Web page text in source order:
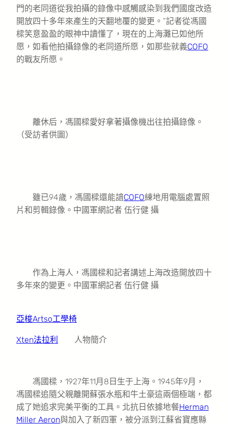
門的老同道從我拍攝的錄像中感觸感染到我們國度改造
開放四十多年來產生的天翻地覆的變更。”記者從馮國
樑笑意盈盈的眼神中讀懂了，現在的上海灘已如他所
愿，如看他拍攝錄像的老同道所愿，如那些就義COFO
的戰友所愿。
離休后，馮國樑愛好拿著攝像機出往拍攝錄像。
（受訪者供圖）
雖已94歲，馮國樑還能諳COFO練地用電腦處置照
片和剪輯錄像。中國軍網記者 伍行健 攝
作為上海人，馮國樑和記者講述上海改造開放四十
多年來的變更。中國軍網記者 伍行健 攝
亞梭Artso工學椅
Xten法拉利 人物簡介
馮國樑，1927年11月8日生于上海。1945年9月，
馮國樑追隨父親離開蘇張水瓶和牛土豪這兩個極端，都
成了她追求完美平衡的工具。北抗日依據地餐Herman
Miller Aeron與加入了新四軍，被分派到江蘇省寶應縣